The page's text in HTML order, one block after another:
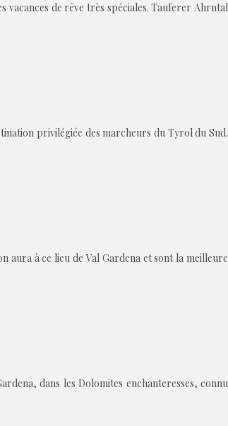
vacances de rêve très spéciales. Tauferer Ahrntal
privilégiée des marcheurs du Tyrol du Sud.
aura à ce lieu de Val Gardena et sont la meilleure
dans les Dolomites enchanteresses, connu